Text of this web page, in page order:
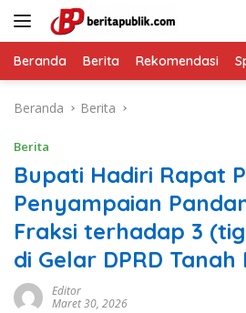
Beranda Berita Rekomendasi
Beranda Berita
Berita
Bupati Hadiri Rapat
Penyampaian
Fraksi terhadap 3
di Gelar DPRD
Editor
Maret 30, 2026